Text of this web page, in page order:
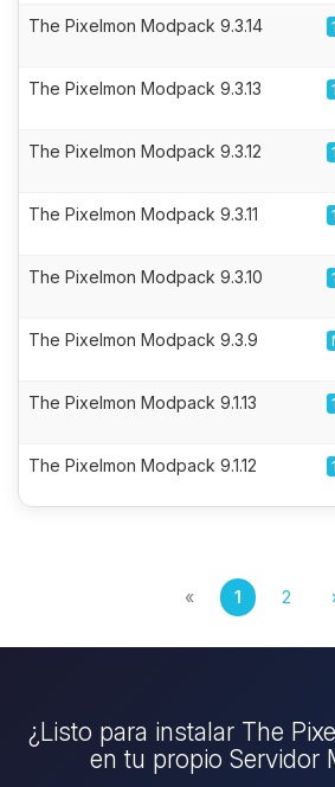
The Pixelmon Modpack 9.3.14
The Pixelmon Modpack 9.3.13
The Pixelmon Modpack 9.3.12
The Pixelmon Modpack 9.3.11
The Pixelmon Modpack 9.3.10
The Pixelmon Modpack 9.3.9
The Pixelmon Modpack 9.1.13
The Pixelmon Modpack 9.1.12
« 1 2
¿Listo para instalar The
en tu propio Servidor